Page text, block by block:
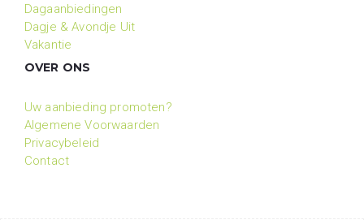
Dagaanbiedingen
Dagje & Avondje Uit
Vakantie
OVER ONS
Uw aanbieding promoten?
Algemene Voorwaarden
Privacybeleid
Contact